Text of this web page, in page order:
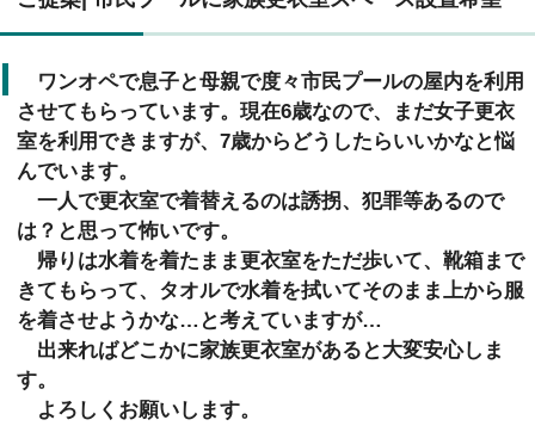
ワンオペで息子と母親で度々市民プールの屋内を利用
させてもらっています。現在6歳なので、まだ女子更衣
室を利用できますが、7歳からどうしたらいいかなと悩
んでいます。
一人で更衣室で着替えるのは誘拐、犯罪等あるので
は？と思って怖いです。
帰りは水着を着たまま更衣室をただ歩いて、靴箱まで
きてもらって、タオルで水着を拭いてそのまま上から服
を着させようかな…と考えていますが…
出来ればどこかに家族更衣室があると大変安心しま
す。
よろしくお願いします。